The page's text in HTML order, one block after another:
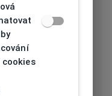
cookies